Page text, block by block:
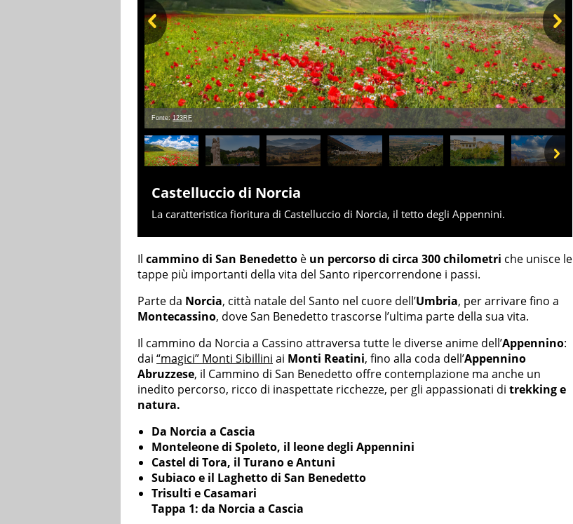
Fonte:123RF
Prev Next
Castelluccio di Norcia
La caratteristica fioritura di Castelluccio di Norcia, il tetto degli Appennini.
Il cammino di San Benedetto è un percorso di circa 300 chilometri che unisce le
tappe più importanti della vita del Santo ripercorrendone i passi.
Parte da Norcia, città natale del Santo nel cuore dell’Umbria, per arrivare fino a
Montecassino, dove San Benedetto trascorse l’ultima parte della sua vita.
Il cammino da Norcia a Cassino attraversa tutte le diverse anime dell’Appennino:
dai “magici” Monti Sibillini ai Monti Reatini, fino alla coda dell’Appennino
Abruzzese, il Cammino di San Benedetto offre contemplazione ma anche un
inedito percorso, ricco di inaspettate ricchezze, per gli appassionati di trekking e
natura.
Da Norcia a Cascia
Monteleone di Spoleto, il leone degli Appennini
Castel di Tora, il Turano e Antuni
Subiaco e il Laghetto di San Benedetto
Trisulti e Casamari
Tappa 1: da Norcia a Cascia